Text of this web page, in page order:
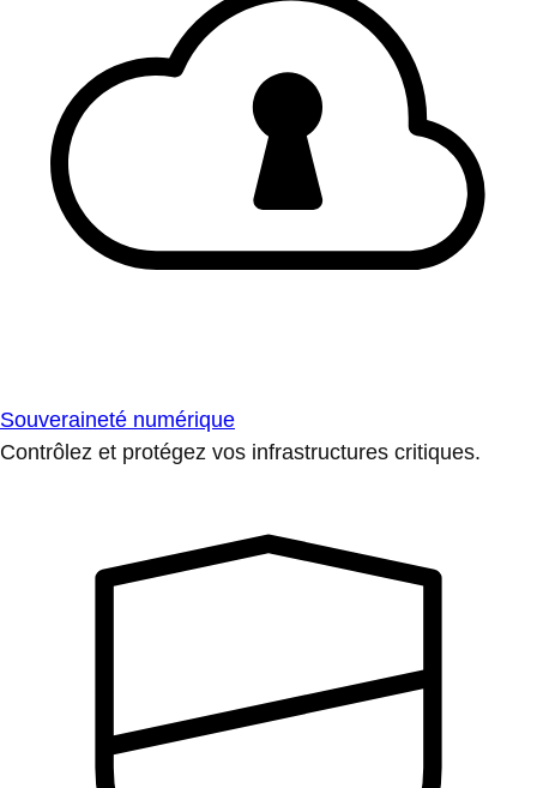
Souveraineté numérique
Contrôlez et protégez vos infrastructures critiques.